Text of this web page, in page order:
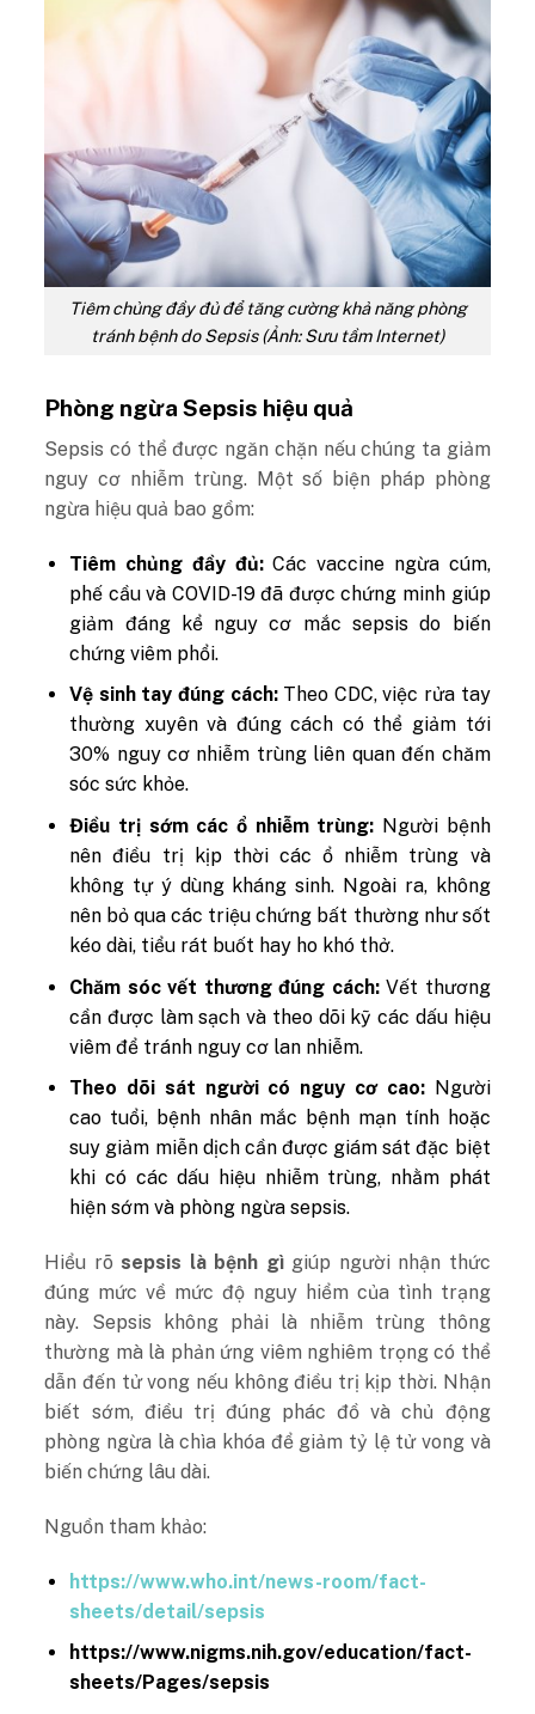
Tiêm chủng đầy đủ để tăng cường khả năng phòng
tránh bệnh do Sepsis (Ảnh: Sưu tầm Internet)
Phòng ngừa Sepsis hiệu quả
Sepsis có thể được ngăn chặn nếu chúng ta giảm
nguy cơ nhiễm trùng. Một số biện pháp phòng
ngừa hiệu quả bao gồm:
Tiêm chủng đầy đủ:Các vaccine ngừa cúm,
phế cầu và COVID-19 đã được chứng minh giúp
giảm đáng kể nguy cơ mắc sepsis do biến
chứng viêm phổi.
Vệ sinh tay đúng cách:Theo CDC, việc rửa tay
thường xuyên và đúng cách có thể giảm tới
30% nguy cơ nhiễm trùng liên quan đến chăm
sóc sức khỏe.
Điều trị sớm các ổ nhiễm trùng: Người bệnh
nên điều trị kịp thời các ổ nhiễm trùng và
không tự ý dùng kháng sinh. Ngoài ra, không
nên bỏ qua các triệu chứng bất thường như sốt
kéo dài, tiểu rát buốt hay ho khó thở.
Chăm sóc vết thương đúng cách:Vết thương
cần được làm sạch và theo dõi kỹ các dấu hiệu
viêm để tránh nguy cơ lan nhiễm.
Theo dõi sát người có nguy cơ cao:Người
cao tuổi, bệnh nhân mắc bệnh mạn tính hoặc
suy giảm miễn dịch cần được giám sát đặc biệt
khi có các dấu hiệu nhiễm trùng, nhằm phát
hiện sớm và phòng ngừa sepsis.
Hiểu rõ sepsis là bệnh gìgiúp người nhận thức
đúng mức về mức độ nguy hiểm của tình trạng
này. Sepsis không phải là nhiễm trùng thông
thường mà là phản ứng viêm nghiêm trọng có thể
dẫn đến tử vong nếu không điều trị kịp thời. Nhận
biết sớm, điều trị đúng phác đồ và chủ động
phòng ngừa là chìa khóa để giảm tỷ lệ tử vong và
biến chứng lâu dài.
Nguồn tham khảo:
https://www.who.int/news-room/fact-
sheets/detail/sepsis
https://www.nigms.nih.gov/education/fact-
sheets/Pages/sepsis